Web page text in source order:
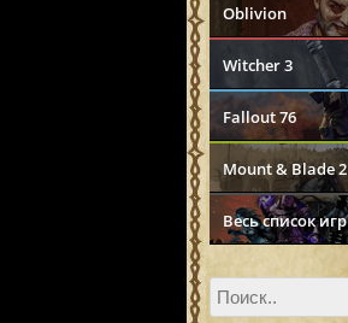
Oblivion
Witcher 3
Fallout 76
Mount & Blade 2
Весь список игр